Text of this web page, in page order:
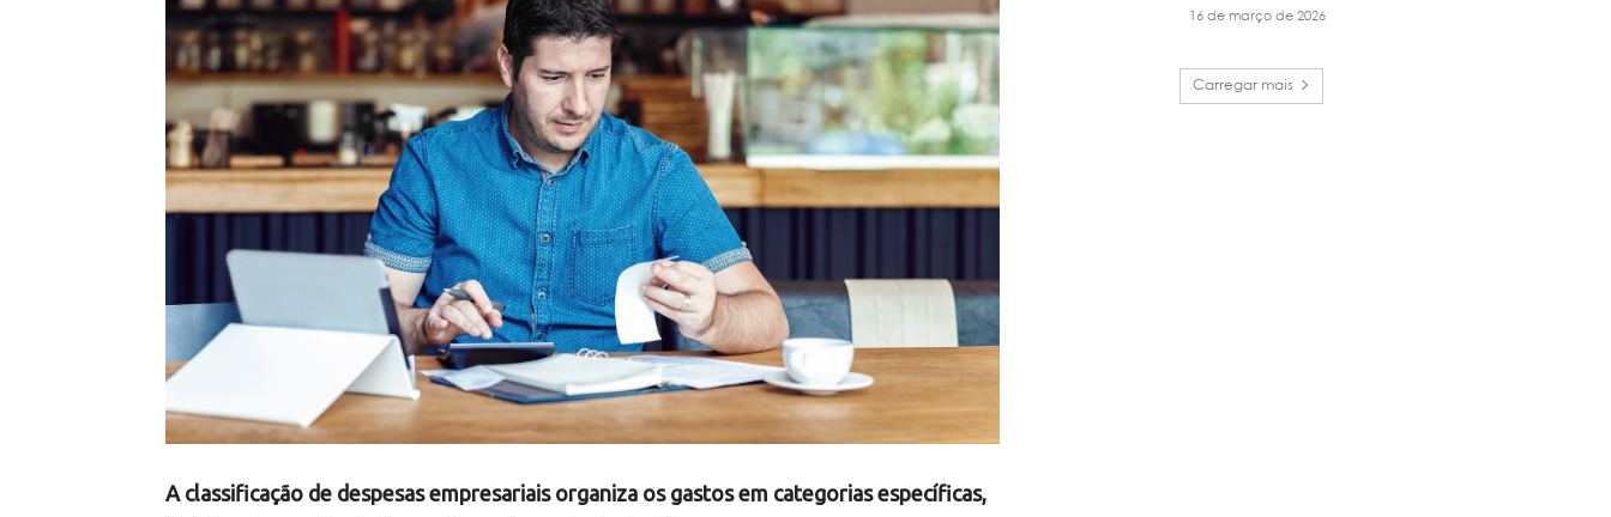
A classificação de despesas empresariais organiza os gastos em categorias específicas,
16 de março de 2026
Carregar mais